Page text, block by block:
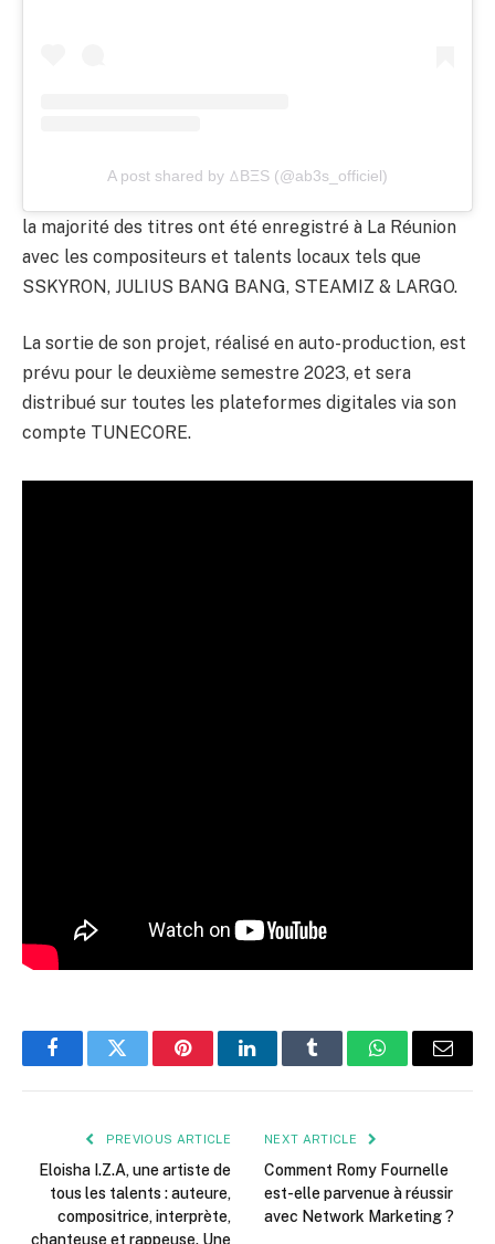
A post shared by ꕔBΞS (@ab3s_officiel)
la majorité des titres ont été enregistré à La Réunion
avec les compositeurs et talents locaux tels que
SSKYRON, JULIUS BANG BANG, STEAMIZ & LARGO.
La sortie de son projet, réalisé en auto-production, est
prévu pour le deuxième semestre 2023, et sera
distribué sur toutes les plateformes digitales via son
compte TUNECORE.
FacebookTwitter PinterestLinkedInTumblr WhatsAppEmail
PREVIOUS ARTICLE
Eloisha I.Z.A, une artiste de
tous les talents : auteure,
compositrice, interprète,
chanteuse et rappeuse. Une
NEXT ARTICLE
Comment Romy Fournelle
est-elle parvenue à réussir
avec Network Marketing ?